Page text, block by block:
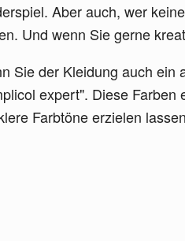
Aber auch, wer
Und wenn Sie gerne
Sie der Kleidung auch ein
expert". Diese
Farbtöne erzielen